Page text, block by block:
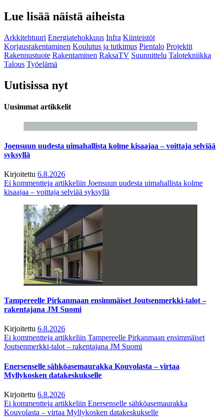
Lue lisää näistä aiheista
Arkkitehtuuri Energiatehokkuus Infra Kiinteistöt
Korjausrakentaminen Koulutus ja tutkimus Pientalo Projektit
Rakennustuote Rakentaminen RaksaTV Suunnittelu Talotekniikka
Talous Työelämä
Uutisissa nyt
Uusimmat artikkelit
Joensuun uudesta uimahallista kolme kisaajaa – voittaja selviää
syksyllä
Kirjoitettu 6.8.2026
Ei kommentteja artikkeliin Joensuun uudesta uimahallista kolme
kisaajaa – voittaja selviää syksyllä
Tampereelle Pirkanmaan ensimmäiset Joutsenmerkki-talot –
rakentajana JM Suomi
Kirjoitettu 6.8.2026
Ei kommentteja artikkeliin Tampereelle Pirkanmaan ensimmäiset
Joutsenmerkki-talot – rakentajana JM Suomi
Enersenselle sähköasemaurakka Kouvolasta – virtaa
Myllykosken datakeskukselle
Kirjoitettu 6.8.2026
Ei kommentteja artikkeliin Enersenselle sähköasemaurakka
Kouvolasta – virtaa Myllykosken datakeskukselle